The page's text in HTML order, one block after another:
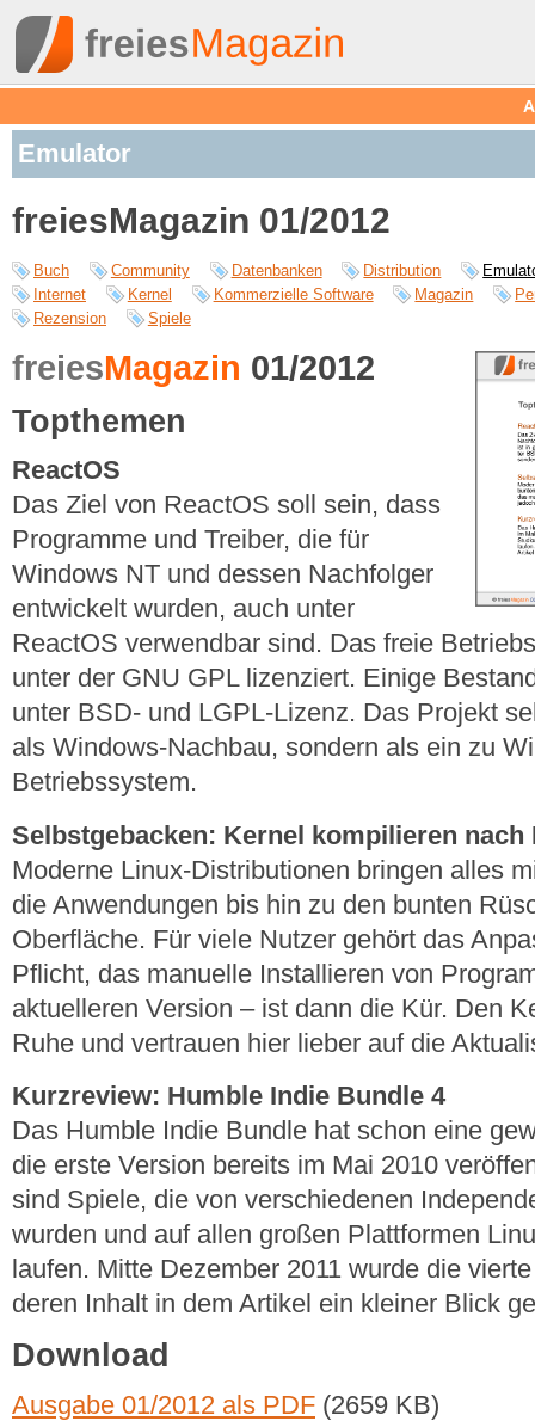
Emulator
freiesMagazin 01/2012
Buch Community Datenbanken Distribution
Internet
Kernel Kommerzielle Software Magazin
Rezension
Spiele
freiesMagazin 01/2012
Topthemen
ReactOS
Das Ziel von ReactOS soll sein, dass
Programme und Treiber, die für
Windows NT und dessen Nachfolger
entwickelt wurden, auch unter
ReactOS verwendbar sind. Das freie
unter der GNU GPL lizenziert. Einige
unter BSD- und LGPL-Lizenz. Das Projekt
als Windows-Nachbau, sondern als ein zu
Betriebssystem.
Selbstgebacken: Kernel kompilieren nach
Moderne Linux-Distributionen bringen alles
die Anwendungen bis hin zu den bunten
Oberfläche. Für viele Nutzer gehört das
Pflicht, das manuelle Installieren von
aktuelleren Version – ist dann die Kür. Den
Ruhe und vertrauen hier lieber auf die
Kurzreview: Humble Indie Bundle 4
Das Humble Indie Bundle hat schon eine
die erste Version bereits im Mai 2010
sind Spiele, die von verschiedenen
wurden und auf allen großen Plattformen
laufen. Mitte Dezember 2011 wurde die
deren Inhalt in dem Artikel ein kleiner Blick
Download
Ausgabe 01/2012 als PDF (2659 KB)